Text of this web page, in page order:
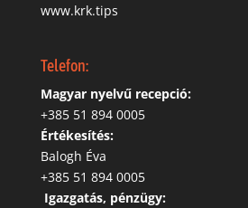
www.krk.tips
Telefon:
Magyar nyelvű recepció:
‭+385 51 894 0005
Értékesítés:
Balogh Éva
+385 51 894 0005
Igazgatás, pénzügy: